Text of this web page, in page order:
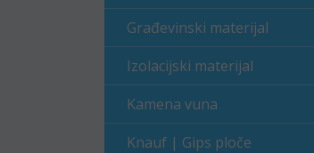
Građevinski materijal
Izolacijski materijal
Kamena vuna
Knauf | Gips ploče